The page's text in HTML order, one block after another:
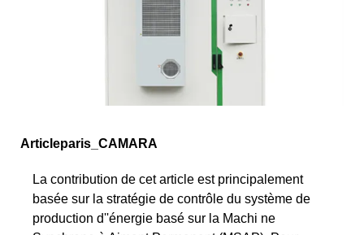
Articleparis_CAMARA
La contribution de cet article est principalement
basée sur la stratégie de contrôle du système de
production d''énergie basé sur la Machi ne